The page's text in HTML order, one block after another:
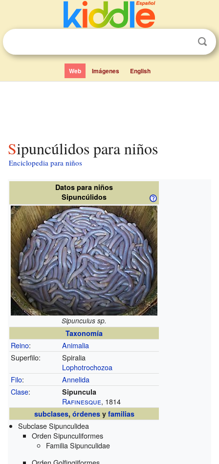
Web Imágenes English
Sipuncúlidos para niños
Enciclopedia para niños
Datos para niños
Sipuncúlidos
Sipunculus sp.
Taxonomía
Reino:
Animalia
Superfilo:
Spiralia
Lophotrochozoa
Filo:
Annelida
Clase: Sipuncula
Rafinesque, 1814
subclases, órdenesy familias
Subclase Sipunculidea
Orden Sipunculiformes
Familia Sipunculidae